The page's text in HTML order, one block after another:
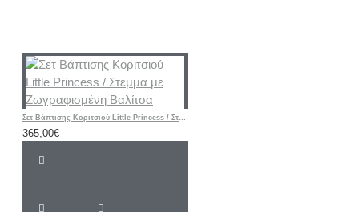
Σετ Βάπτισης Κοριτσιού Little Princess / Στέμμα με Ζωγραφισμένη Βαλίτσα
365,00€